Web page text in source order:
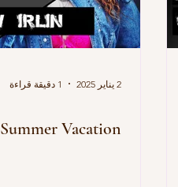
2 يناير 2025 1 دقيقة قراءة
Summer Vacation